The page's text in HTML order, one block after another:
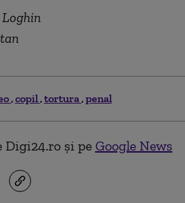
copil tortura penal
și pe Google News